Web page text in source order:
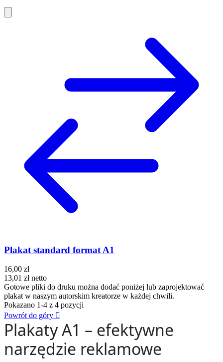
Plakat standard format A1
16,00 zł
13,01 zł netto
Gotowe pliki do druku można dodać poniżej lub zaprojektować
plakat w naszym autorskim kreatorze w każdej chwili.
Pokazano 1-4 z 4 pozycji
Powrót do góry 
Plakaty A1 – efektywne
narzędzie reklamowe